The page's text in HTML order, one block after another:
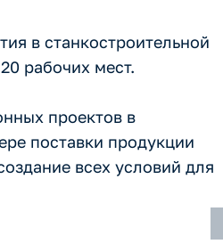
в станкостроительной
рабочих мест.
проектов в
поставки продукции
всех условий для